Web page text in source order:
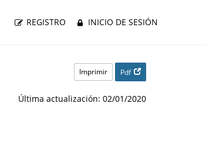
REGISTRO INICIO DE SESIÓN
Imprimir Pdf
Última actualización: 02/01/2020